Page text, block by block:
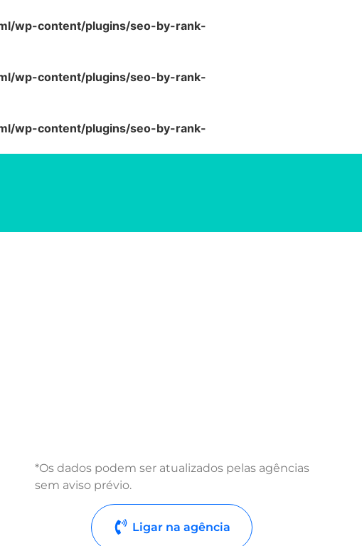
wp-content/plugins/seo-by-rank-
wp-content/plugins/seo-by-rank-
wp-content/plugins/seo-by-rank-
*Os dados podem ser atualizados pelas agências
sem aviso prévio.
Ligar na agência